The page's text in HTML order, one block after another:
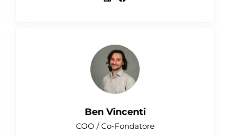
Ben Vincenti
COO / Co-Fondatore